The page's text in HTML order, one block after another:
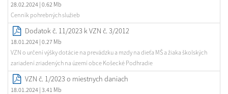
28.02.2024 | 0.62 Mb
Cenník pohrebných služieb
Dodatok č. 11/2023 k VZN č. 3/2012
18.01.2024 | 0.27 Mb
VZN o určení výšky dotácie na prevádzku a mzdy na dieťa MŠ a žiaka školských
zariadení zriadených na území obce Košecké Podhradie
VZN č. 1/2023 o miestnych daniach
18.01.2024 | 3.41 Mb